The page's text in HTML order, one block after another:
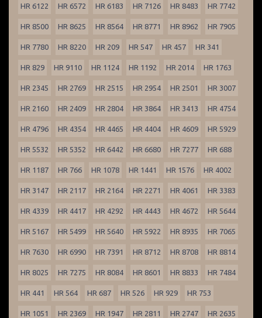
HR 6122 HR 6572 HR 6183 HR 7126 HR 8483 HR 7742
HR 8500 HR 8625 HR 8564 HR 8771 HR 8962 HR 7905
HR 7780 HR 8220 HR 209 HR 547 HR 457 HR 341
HR 829 HR 9110 HR 1124 HR 1192 HR 2014 HR 1763
HR 2345 HR 2769 HR 2515 HR 2954 HR 2501 HR 3007
HR 2160 HR 2409 HR 2804 HR 3864 HR 3413 HR 4754
HR 4796 HR 4354 HR 4465 HR 4404 HR 4609 HR 5929
HR 5532 HR 5352 HR 6442 HR 6680 HR 7277 HR 688
HR 1187 HR 766 HR 1078 HR 1441 HR 1576 HR 4002
HR 3147 HR 2117 HR 2164 HR 2271 HR 4061 HR 3383
HR 4339 HR 4417 HR 4292 HR 4443 HR 4672 HR 5644
HR 5167 HR 5499 HR 5640 HR 5922 HR 8935 HR 7065
HR 7630 HR 6990 HR 7391 HR 8712 HR 8708 HR 8814
HR 8025 HR 7275 HR 8084 HR 8601 HR 8833 HR 7484
HR 441 HR 564 HR 687 HR 526 HR 929 HR 753
HR 1051 HR 2369 HR 1947 HR 2811 HR 2747 HR 2635